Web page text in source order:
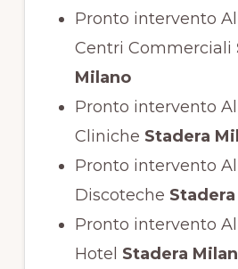
Pronto intervento
Centri Commerciali
Milano
Pronto intervento
Cliniche Stadera
Pronto intervento
Discoteche
Pronto intervento
Hotel Stadera